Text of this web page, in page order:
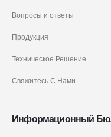
Вопросы и ответы
Продукция
Техническое Решение
Свяжитесь С Нами
Информационный